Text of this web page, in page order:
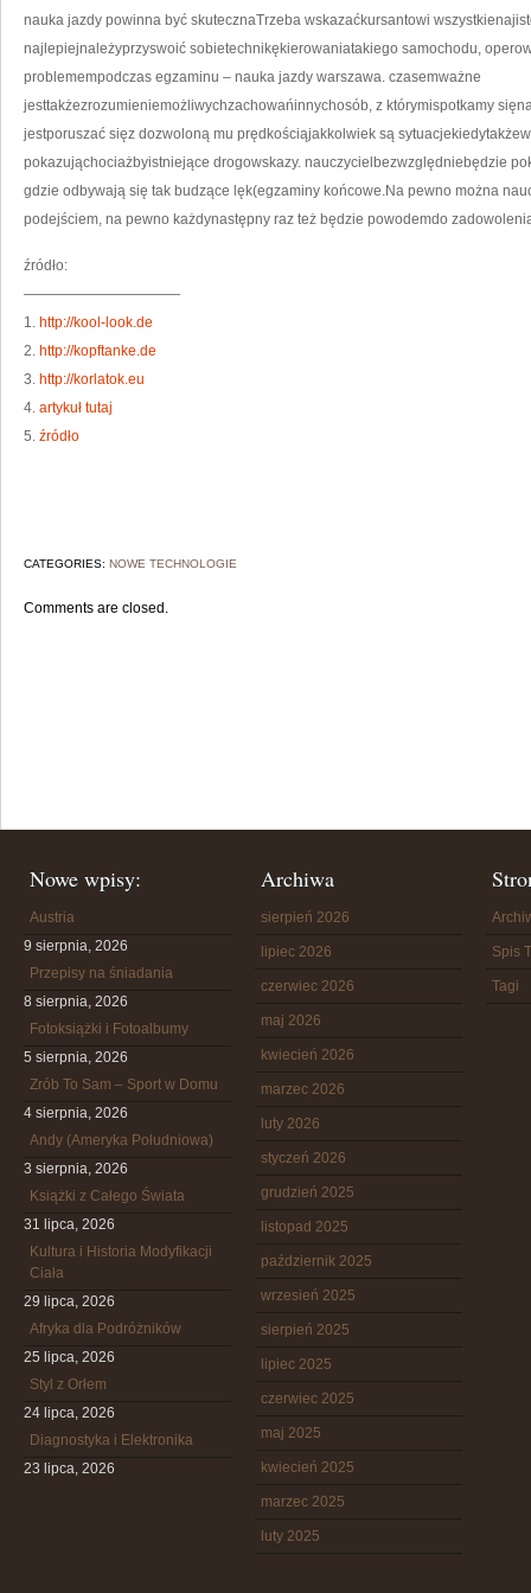
nauka jazdy powinna być skutecznaTrzeba wskazaćkursantowi
najlepiejnależyprzyswoić sobietechnikękierowaniatakiego samochodu,
problemempodczas egzaminu – nauka jazdy warszawa. czasemważne
jesttakżezrozumieniemożliwychzachowańinnychosób, z którymispotkamy
jestporuszać sięz dozwoloną mu prędkościąjakkolwiek są
pokazująchociażbyistniejące drogowskazy. nauczycielbezwzględniebędzie
gdzie odbywają się tak budzące lęk(egzaminy końcowe.Na pewno można
podejściem, na pewno każdynastępny raz też będzie powodemdo
źródło:
———————————
1. http://kool-look.de
2. http://kopftanke.de
3. http://korlatok.eu
4. artykuł tutaj
5. źródło
CATEGORIES: NOWE TECHNOLOGIE
Comments are closed.
Nowe wpisy:
Austria
9 sierpnia, 2026
Przepisy na śniadania
8 sierpnia, 2026
Fotoksiążki i Fotoalbumy
5 sierpnia, 2026
Zrób To Sam – Sport w Domu
4 sierpnia, 2026
Andy (Ameryka Południowa)
3 sierpnia, 2026
Książki z Całego Świata
31 lipca, 2026
Kultura i Historia Modyfikacji
Ciała
29 lipca, 2026
Afryka dla Podróżników
25 lipca, 2026
Styl z Orłem
24 lipca, 2026
Diagnostyka i Elektronika
23 lipca, 2026
Archiwa
sierpień 2026
lipiec 2026
czerwiec 2026
maj 2026
kwiecień 2026
marzec 2026
luty 2026
styczeń 2026
grudzień 2025
listopad 2025
październik 2025
wrzesień 2025
sierpień 2025
lipiec 2025
czerwiec 2025
maj 2025
kwiecień 2025
marzec 2025
luty 2025
Spis
Tagi